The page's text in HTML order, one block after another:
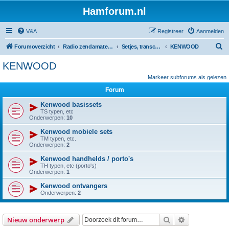
Hamforum.nl
V&A Aanmelden
Registreer
Forumoverzicht Radio zendamateur, luisteramateur en elektronica zelfbouw Setjes, transceivers, portofoons, ontvangers, mods, tips, etc KENWOOD
k
KENWOOD
Markeer subforums als gelezen
Forum
Kenwood basissets
TS typen, etc
Onderwerpen: 10
Kenwood mobiele sets
TM typen, etc.
Onderwerpen: 2
Kenwood handhelds / porto's
TH typen, etc (porto's)
Onderwerpen: 1
Kenwood ontvangers
Onderwerpen: 2
Nieuw onderwerp Zoek